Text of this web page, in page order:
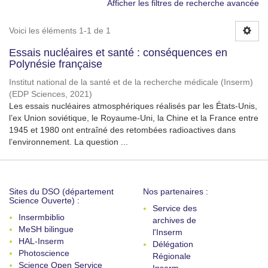
Afficher les filtres de recherche avancée
Voici les éléments 1-1 de 1
Essais nucléaires et santé : conséquences en
Polynésie française
Institut national de la santé et de la recherche médicale (Inserm)
(EDP Sciences, 2021)
Les essais nucléaires atmosphériques réalisés par les États-Unis,
l’ex Union soviétique, le Royaume-Uni, la Chine et la France entre
1945 et 1980 ont entraîné des retombées radioactives dans
l’environnement. La question ...
Sites du DSO (département
Science Ouverte) :
Insermbiblio
MeSH bilingue
HAL-Inserm
Photoscience
Science Open Service
Nos partenaires :
Service des
archives de
l'Inserm
Délégation
Régionale